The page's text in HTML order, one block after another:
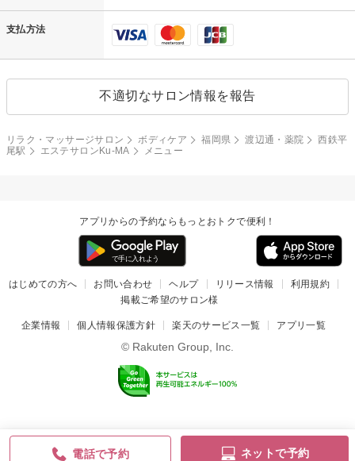
支払方法
不適切なサロン情報を報告
電話で予約 ネットで予約
リラク・マッサージサロン ボディケア 福岡県 渡辺通・薬院
西鉄平
尾駅
エステサロンKu-MA メニュー
アプリからの予約ならもっとおトクで便利！
はじめての方へ お問い合わせ ヘルプ リリース情報
利用規約
掲載ご希望のサロン様
企業情報 個人情報保護方針 楽天のサービス一覧 アプリ一覧
© Rakuten Group, Inc.